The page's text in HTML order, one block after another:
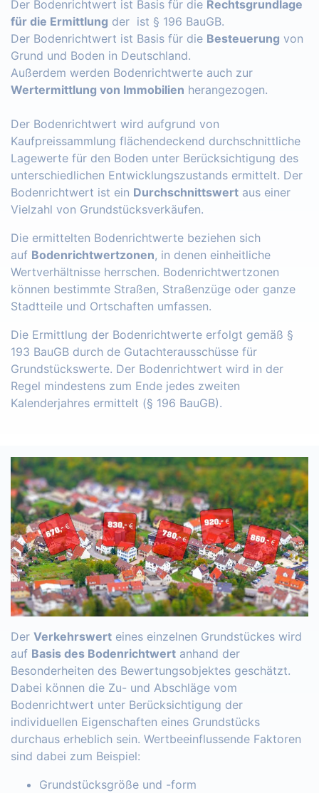
Der Bodenrichtwert ist Basis für die Rechtsgrundlage
für die Ermittlung der ist § 196 BauGB.
Der Bodenrichtwert ist Basis für die Besteuerung von
Grund und Boden in Deutschland.
Außerdem werden Bodenrichtwerte auch zur
Wertermittlung von Immobilien herangezogen.
Der Bodenrichtwert wird aufgrund von
Kaufpreissammlung flächendeckend durchschnittliche
Lagewerte für den Boden unter Berücksichtigung des
unterschiedlichen Entwicklungszustands ermittelt. Der
Bodenrichtwert ist ein Durchschnittswert aus einer
Vielzahl von Grundstücksverkäufen.
Die ermittelten Bodenrichtwerte beziehen sich
auf Bodenrichtwertzonen, in denen einheitliche
Wertverhältnisse herrschen. Bodenrichtwertzonen
können bestimmte Straßen, Straßenzüge oder ganze
Stadtteile und Ortschaften umfassen.
Die Ermittlung der Bodenrichtwerte erfolgt gemäß §
193 BauGB durch de Gutachterausschüsse für
Grundstückswerte. Der Bodenrichtwert wird in der
Regel mindestens zum Ende jedes zweiten
Kalenderjahres ermittelt (§ 196 BauGB).
Der Verkehrswert eines einzelnen Grundstückes wird
auf Basis des Bodenrichtwert anhand der
Besonderheiten des Bewertungsobjektes geschätzt.
Dabei können die Zu- und Abschläge vom
Bodenrichtwert unter Berücksichtigung der
individuellen Eigenschaften eines Grundstücks
durchaus erheblich sein. Wertbeeinflussende Faktoren
sind dabei zum Beispiel:
Grundstücksgröße und -form